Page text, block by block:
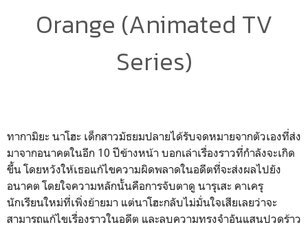
Orange (Animated TV
Series)
ทากามิยะ นาโฮะ เด็กสาวมัธยมปลายได้รับจดหมายจากตัวเองที่ส่ง
มาจากอนาคตในอีก 10 ปีข้างหน้า บอกเล่าเรื่องราวที่กำลังจะเกิด
ขึ้น โดยหวังให้เธอแก้ไขความผิดพลาดในอดีตที่จะส่งผลไปยัง
อนาคต โดยใจความหลักนั้นคือการจับตาดู นารุเสะ คาเครุ
นักเรียนใหม่ที่เพิ่งย้ายมา แต่นาโฮะกลับไม่มั่นใจเสียเลยว่าจะ
สามารถแก้ไขเรื่องราวในอดีต และลบความทรงจำอันแสนปวดร้าว